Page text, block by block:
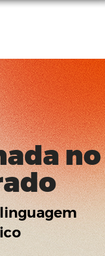
no